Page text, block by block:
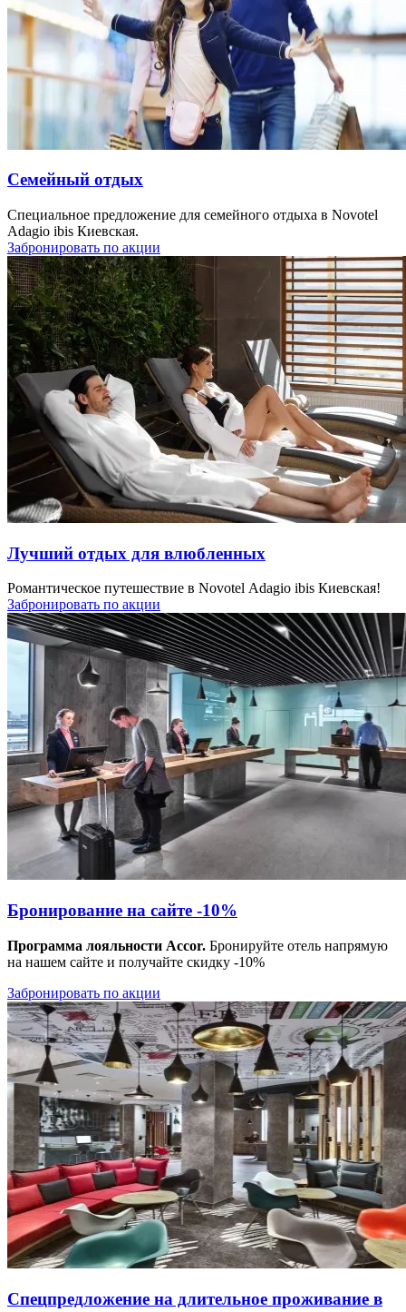
Семейный отдых
Специальное предложение для семейного отдыха в Novotel
Adagio ibis Киевская.
Забронировать по акции
Лучший отдых для влюбленных
Романтическое путешествие в Novotel Adagio ibis Киевская!
Забронировать по акции
Бронирование на сайте -10%
Программа лояльности Accor. Бронируйте отель напрямую
на нашем сайте и получайте скидку -10%
Забронировать по акции
Спецпредложение на длительное проживание в